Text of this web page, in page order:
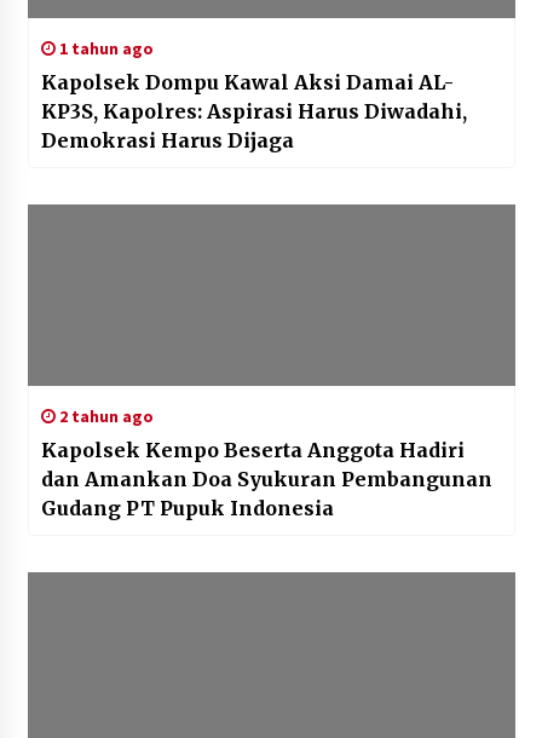
1 tahun ago
Kapolsek Dompu Kawal Aksi Damai AL-
KP3S, Kapolres: Aspirasi Harus Diwadahi,
Demokrasi Harus Dijaga
2 tahun ago
Kapolsek Kempo Beserta Anggota Hadiri
dan Amankan Doa Syukuran Pembangunan
Gudang PT Pupuk Indonesia